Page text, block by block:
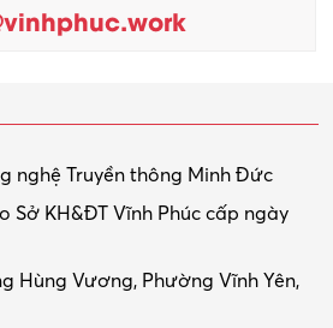
máy
nghệ Truyền thông Minh Đức
Sở KH&ĐT Vĩnh Phúc cấp ngày
Hùng Vương, Phường Vĩnh Yên,